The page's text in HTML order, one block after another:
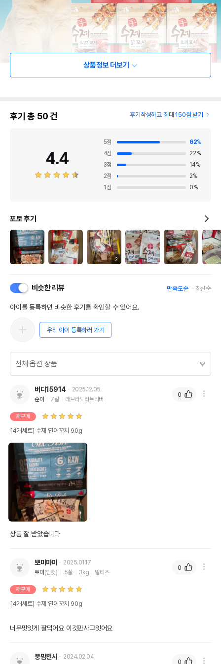
상품정보 더보기
후기 총 50건 후기작성하고 최대 150점 받기
4.4
5점 62%
4점 22%
3점 14%
2점 2%
1 점 0%
포토 후기
2
비슷한 리뷰 만족도순 최신순
아이를 등록하면 비슷한 후기를 확인할 수 있어요.
우리 아이 등록하러 가기
버디15914
2025.12.05
순이
7살 래브라도리트리버
재구매
[4개세트] 수제 연어꼬치 90g
상품 잘 받았습니다
0
뽀미마마
2025.01.17
뽀미 (암컷) 5살 3kg 말티즈
재구매
[4개세트] 수제 연어꼬치 90g
너무맛잇게 잘먹어요 이것만사고잇어요
0
뚱맘천사 2024.02.04
0